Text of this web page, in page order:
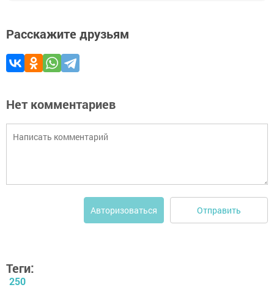
Расскажите друзьям
Нет комментариев
Авторизоваться Отправить
Теги:
250